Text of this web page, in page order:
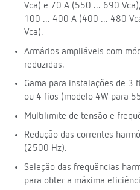
Vca) e 70 A (550 ... 690
100 ... 400 A (400 ... 480
Vca).
Armários ampliáveis com
reduzidas.
Gama para instalações de 3
ou 4 fios (modelo 4W para
Multilimite de tensão e
Redução das correntes
(2500 Hz).
Seleção das frequências
para obter a máxima